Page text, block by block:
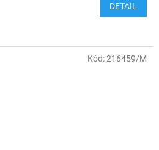
DETAIL
Kód:216459/M